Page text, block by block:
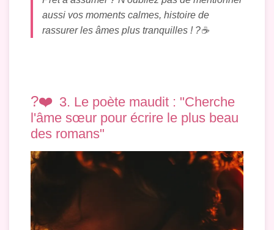
aussi vos moments calmes, histoire de
rassurer les âmes plus tranquilles ! ?️☕
?❤️ 3. Le poète maudit : "Cherche
l'âme sœur pour écrire le plus beau
des romans"